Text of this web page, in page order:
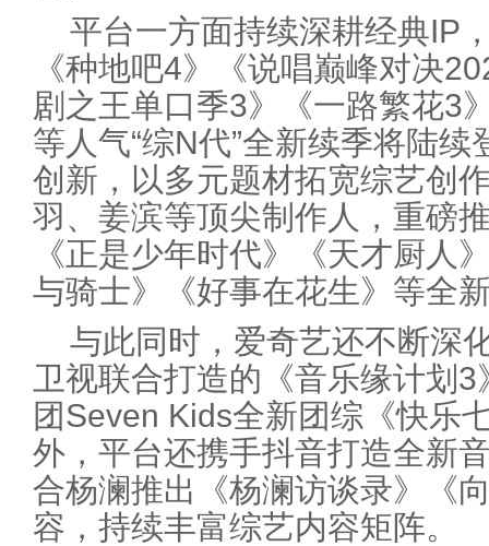
平台一方面持续深耕经典IP
《种地吧4》《说唱巅峰对决
剧之王单口季3》《一路繁花3
等人气“综N代”全新续季将陆
创新，以多元题材拓宽综艺创
羽、姜滨等顶尖制作人，重磅
《正是少年时代》《天才厨人
与骑士》《好事在花生》等全
与此同时，爱奇艺还不断深
卫视联合打造的《音乐缘计划3
团Seven Kids全新团综《快乐
外，平台还携手抖音打造全新
合杨澜推出《杨澜访谈录》《
容，持续丰富综艺内容矩阵。